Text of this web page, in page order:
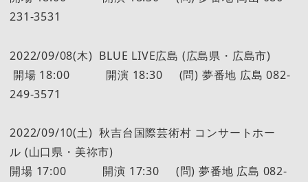
231-3531
2022/09/08(木) BLUE LIVE広島 (広島県・広島市)
開場 18:00 開演 18:30 (問) 夢番地 広島 082-
249-3571
2022/09/10(土) 秋吉台国際芸術村 コンサートホー
ル (山口県・美祢市)
開場 17:00 開演 17:30 (問) 夢番地 広島 082-